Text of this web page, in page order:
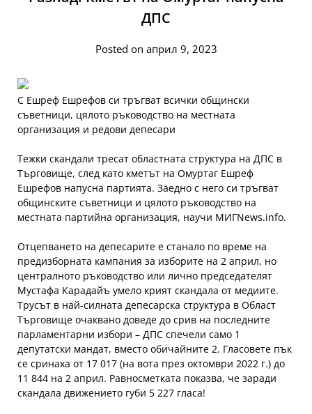
ДПС
Posted on април 9, 2023
С Ешреф Ешрефов си тръгват всички общински
съветници, цялото ръководство на местната
организация и редови депесари
Тежки скандали тресат областната структура на ДПС в
Търговище, след като кметът на Омуртаг Ешреф
Ешрефов напусна партията. Заедно с него си тръгват
общинските съветници и цялото ръководство на
местната партийна организация, научи МИГNews.info.
Отцепването на депесарите е станало по време на
предизборната кампания за изборите на 2 април, но
централното ръководство или лично председателят
Мустафа Карадайъ умело крият скандала от медиите.
Трусът в най-силната депесарска структура в Област
Търговище очаквано доведе до срив на последните
парламентарни избори – ДПС спечели само 1
депутатски мандат, вместо обичайните 2. Гласовете пък
се сринаха от 17 017 (на вота през октомври 2022 г.) до
11 844 на 2 април. Равносметката показва, че заради
скандала движението губи 5 227 гласа!